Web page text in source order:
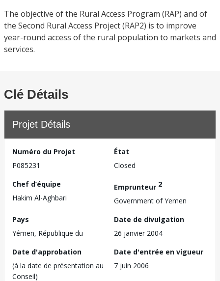
The objective of the Rural Access Program (RAP) and of
the Second Rural Access Project (RAP2) is to improve
year-round access of the rural population to markets and
services.
Clé Détails
Projet Détails
Numéro du Projet
P085231
État
Closed
Chef d’équipe
Hakim Al-Aghbari
Emprunteur 2
Government of Yemen
Pays
Yémen, République du
Date de divulgation
26 janvier 2004
Date d'approbation
(à la date de présentation au
Conseil)
Date d'entrée en vigueur
7 juin 2006